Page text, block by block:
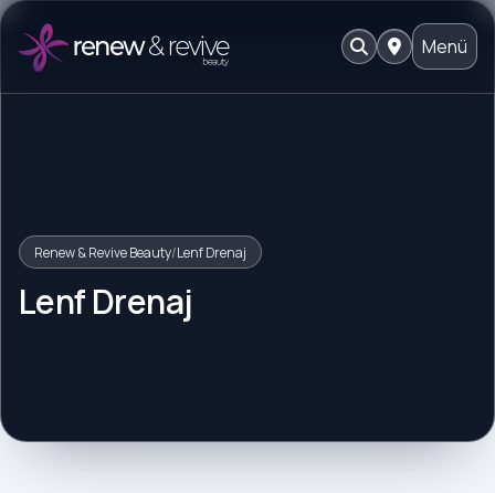
Menü
Renew & Revive Beauty/Lenf Drenaj
Lenf Drenaj